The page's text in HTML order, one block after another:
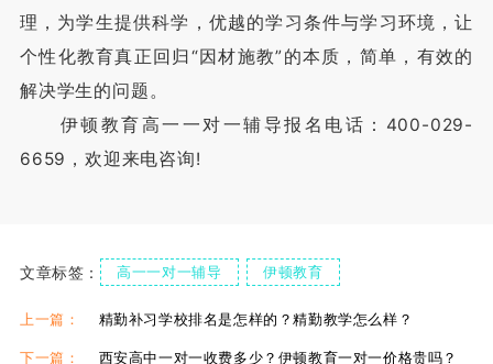
理，为学生提供科学，优越的学习条件与学习环境，让
个性化教育真正回归“因材施教”的本质，简单，有效的
解决学生的问题。
伊顿教育高一一对一辅导报名电话：400-029-
6659，欢迎来电咨询!
文章标签： 高一一对一辅导 伊顿教育
高一一对一辅导
上一篇： 精勤补习学校排名是怎样的？精勤教学怎么样？
下一篇： 西安高中一对一收费多少？伊顿教育一对一价格贵吗？